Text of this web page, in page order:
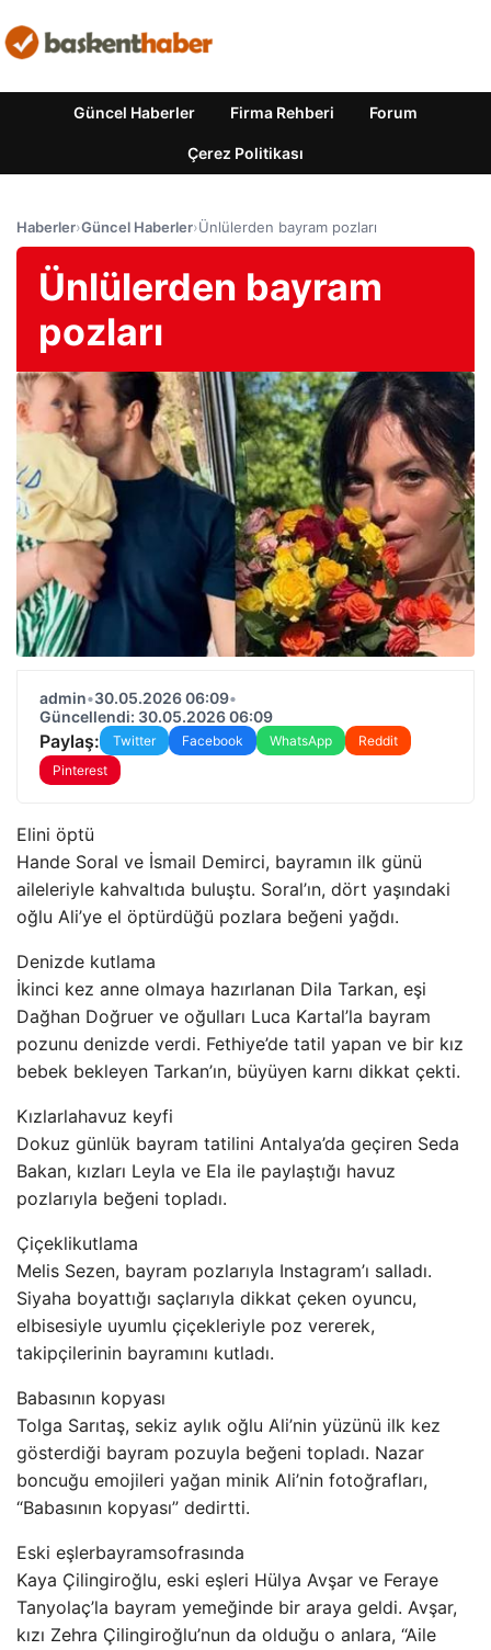
Güncel Haberler Firma Rehberi Forum
Çerez Politikası
Haberler›Güncel Haberler›Ünlülerden bayram pozları
Ünlülerden bayram
pozları
admin•30.05.2026 06:09•
Güncellendi: 30.05.2026 06:09
Paylaş: Twitter Facebook WhatsApp
Reddit
Pinterest
Elini öptü
Hande Soral ve İsmail Demirci, bayramın ilk günü
aileleriyle kahvaltıda buluştu. Soral’ın, dört yaşındaki
oğlu Ali’ye el öptürdüğü pozlara beğeni yağdı.
Denizde kutlama
İkinci kez anne olmaya hazırlanan Dila Tarkan, eşi
Dağhan Doğruer ve oğulları Luca Kartal’la bayram
pozunu denizde verdi. Fethiye’de tatil yapan ve bir kız
bebek bekleyen Tarkan’ın, büyüyen karnı dikkat çekti.
Kızlarlahavuz keyfi
Dokuz günlük bayram tatilini Antalya’da geçiren Seda
Bakan, kızları Leyla ve Ela ile paylaştığı havuz
pozlarıyla beğeni topladı.
Çiçeklikutlama
Melis Sezen, bayram pozlarıyla Instagram’ı salladı.
Siyaha boyattığı saçlarıyla dikkat çeken oyuncu,
elbisesiyle uyumlu çiçekleriyle poz vererek,
takipçilerinin bayramını kutladı.
Babasının kopyası
Tolga Sarıtaş, sekiz aylık oğlu Ali’nin yüzünü ilk kez
gösterdiği bayram pozuyla beğeni topladı. Nazar
boncuğu emojileri yağan minik Ali’nin fotoğrafları,
“Babasının kopyası” dedirtti.
Eski eşlerbayramsofrasında
Kaya Çilingiroğlu, eski eşleri Hülya Avşar ve Feraye
Tanyolaç’la bayram yemeğinde bir araya geldi. Avşar,
kızı Zehra Çilingiroğlu’nun da olduğu o anlara, “Aile